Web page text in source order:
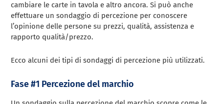
cambiare le carte in tavola e altro ancora. Si può anche
effettuare un sondaggio di percezione per conoscere
l’opinione delle persone su prezzi, qualità, assistenza e
rapporto qualità/prezzo.
Ecco alcuni dei tipi di sondaggi di percezione più utilizzati.
Fase #1 Percezione del marchio